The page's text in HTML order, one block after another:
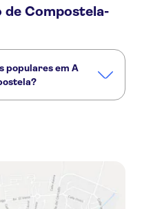
de Compostela-
populares em A
saindo do Porto